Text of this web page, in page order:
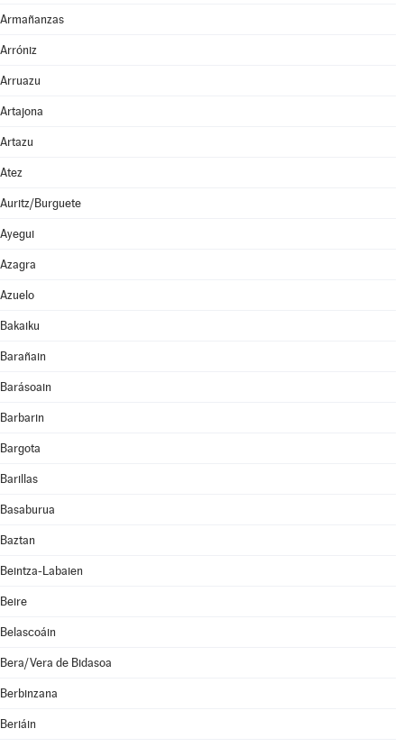
Armañanzas
Arróniz
Arruazu
Artajona
Artazu
Atez
Auritz/Burguete
Ayegui
Azagra
Azuelo
Bakaiku
Barañain
Barásoain
Barbarin
Bargota
Barillas
Basaburua
Baztan
Beintza-Labaien
Beire
Belascoáin
Bera/Vera de Bidasoa
Berbinzana
Beriáin